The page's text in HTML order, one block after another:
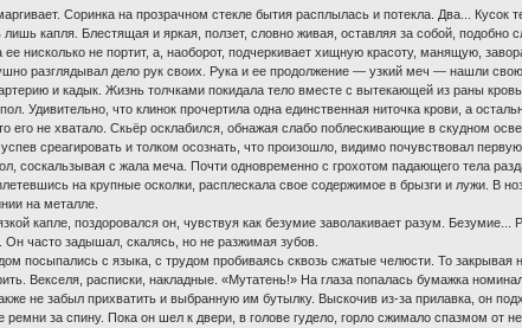
Соринка на прозрачном стекле бытия расплылась и потекла. Два...
капля. Блестящая и яркая, ползет, словно живая, оставляя за собой,
нисколько не портит, а, наоборот, подчеркивает хищную красоту, манящую,
разглядывал дело рук своих. Рука и ее продолжение — узкий меч — нашли
и кадык. Жизнь толчками покидала тело вместе с вытекающей из раны
Удивительно, что клинок прочертила одна единственная ниточка крови, а
его не хватало. Скьёр осклабился, обнажая слабо поблескивающие в скудном
среагировать и толком осознать, что произошло, видимо почувствовал
соскальзывая с жала меча. Почти одновременно с грохотом падающего тела
на крупные осколки, расплескала свое содержимое в брызги и лужи. В
на металле.
капле, поздоровался он, чувствуя как безумие заволакивает разум.
Он часто задышал, скалясь, но не разжимая зубов.
посыпались с языка, с трудом пробиваясь сквозь сжатые челюсти. То закрывая
Векселя, расписки, накладные. «Мутатень!» На глаза попалась бумажка
не забыл прихватить и выбранную им бутылку. Выскочив из-за прилавка, он
за спину. Пока он шел к двери, в голове гудело, горло сжимало спазмом от